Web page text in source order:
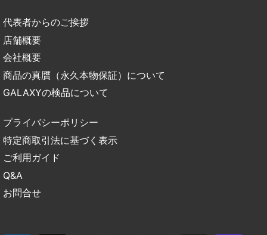
代表者からのご挨拶
店舗概要
会社概要
商品の真贋（永久本物保証）について
GALAXYの検品について
プライバシーポリシー
特定商取引法に基づく表示
ご利用ガイド
Q&A
お問合せ